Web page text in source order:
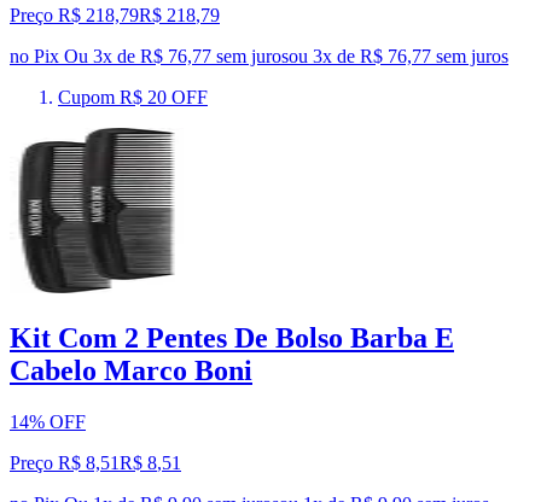
Preço R$ 218,79R$ 218,79
no Pix Ou 3x de R$ 76,77 sem jurosou 3x de R$ 76,77 sem juros
Cupom R$ 20 OFF
Kit Com 2 Pentes De Bolso Barba E
Cabelo Marco Boni
14% OFF
Preço R$ 8,51R$ 8,51